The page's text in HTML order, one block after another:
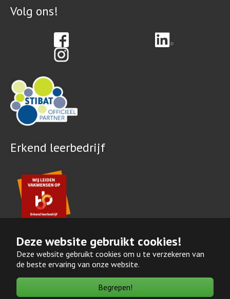
Deze website gebruikt cookies!
Deze website gebruikt cookies om u te verzekeren van
de beste ervaring van onze website.
Begrepen!
Volg ons!
Erkend leerbedrijf
Copyright © BBeat Tuin en Park B.V.